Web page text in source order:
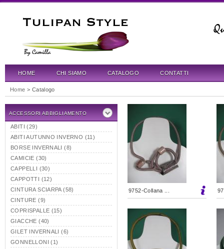
HOME CHI SIAMO CATALOGO CONTATTI
Home > Catalogo
ACCESSORI ABBIGLIAMENTO
ABITI (29)
ABITI AUTUNNO INVERNO (11)
BORSE INVERNALI (8)
CAMICIE (30)
CAPPELLI (30)
CAPPOTTI (12)
CINTURA SCIARPA (58)
CINTURE (9)
COPRISPALLE (15)
GIACCHE (40)
GILET INVERNALI (6)
GONNELLONI (1)
9752-Collana ...